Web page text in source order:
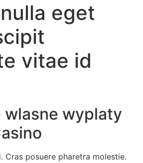
eget
vitae id
wlasne wyplaty
Cras posuere pharetra molestie.